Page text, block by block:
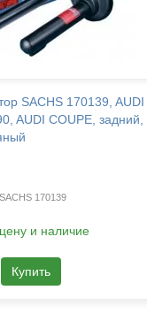
SACHS 170139, AUDI
AUDI COUPE, задний,
SACHS 170139
и наличие
Купить